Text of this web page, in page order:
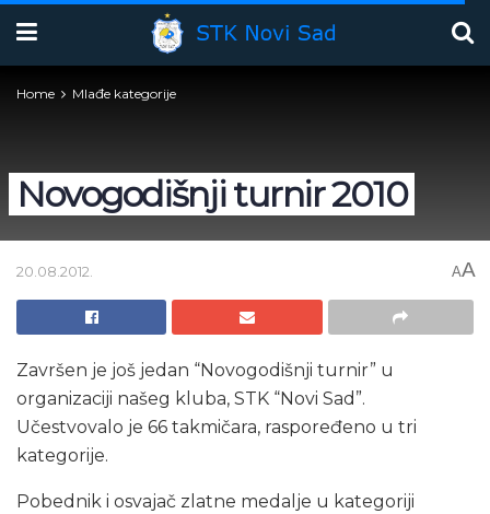
Home Mlađe kategorije
Novogodišnji turnir 2010
20.08.2012. AA
Završen je još jedan “Novogodišnji turnir” u
organizaciji našeg kluba, STK “Novi Sad”.
Učestvovalo je 66 takmičara, raspoređeno u tri
kategorije.
Pobednik i osvajač zlatne medalje u kategoriji